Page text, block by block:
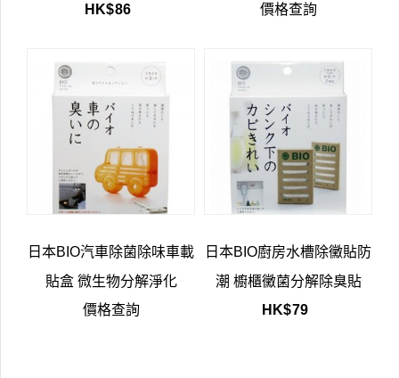
HK$86
價格查詢
日本BIO汽車除菌除味車載
貼盒 微生物分解淨化
價格查詢
日本BIO廚房水槽除黴貼防
潮 櫥櫃黴菌分解除臭貼
HK$79